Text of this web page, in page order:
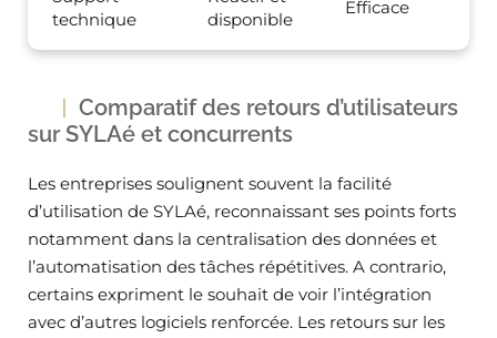
technique
disponible
Efficace
Comparatif des retours d’utilisateurs
sur SYLAé et concurrents
Les entreprises soulignent souvent la facilité
d’utilisation de SYLAé, reconnaissant ses points forts
notamment dans la centralisation des données et
l’automatisation des tâches répétitives. A contrario,
certains expriment le souhait de voir l’intégration
avec d’autres logiciels renforcée. Les retours sur les